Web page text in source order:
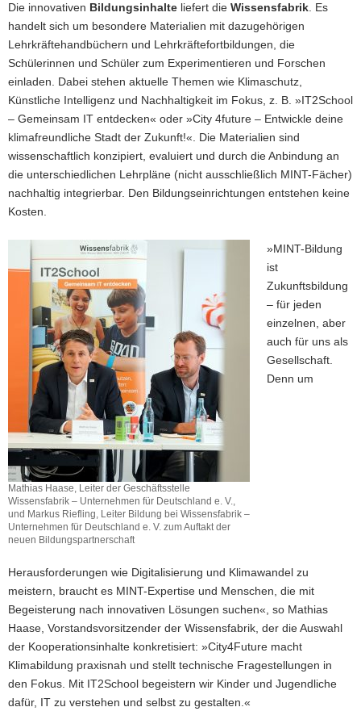
Die innovativen Bildungsinhalte liefert die Wissensfabrik . Es
handelt sich um besondere Materialien mit dazugehörigen
Lehrkräftehandbüchern und Lehrkräftefortbildungen, die
Schülerinnen und Schüler zum Experimentieren und Forschen
einladen. Dabei stehen aktuelle Themen wie Klimaschutz,
Künstliche Intelligenz und Nachhaltigkeit im Fokus, z. B. »IT2School
– Gemeinsam IT entdecken« oder »City 4future – Entwickle deine
klimafreundliche Stadt der Zukunft!«. Die Materialien sind
wissenschaftlich konzipiert, evaluiert und durch die Anbindung an
die unterschiedlichen Lehrpläne (nicht ausschließlich MINT-Fächer)
nachhaltig integrierbar. Den Bildungseinrichtungen entstehen keine
Kosten.
Mathias Haase, Leiter der Geschäftsstelle
Wissensfabrik – Unternehmen für Deutschland e. V.,
und Markus Riefling, Leiter Bildung bei Wissensfabrik –
Unternehmen für Deutschland e. V. zum Auftakt der
neuen Bildungspartnerschaft
»MINT-Bildung
ist
Zukunftsbildung
– für jeden
einzelnen, aber
auch für uns als
Gesellschaft.
Denn um
Herausforderungen wie Digitalisierung und Klimawandel zu
meistern, braucht es MINT-Expertise und Menschen, die mit
Begeisterung nach innovativen Lösungen suchen«, so Mathias
Haase, Vorstandsvorsitzender der Wissensfabrik, der die Auswahl
der Kooperationsinhalte konkretisiert: »City4Future macht
Klimabildung praxisnah und stellt technische Fragestellungen in
den Fokus. Mit IT2School begeistern wir Kinder und Jugendliche
dafür, IT zu verstehen und selbst zu gestalten.«